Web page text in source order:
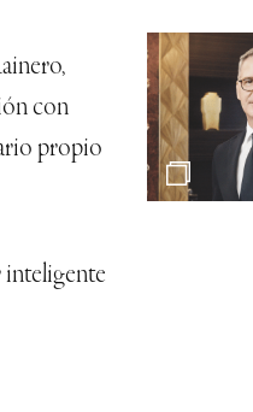
con
propio
inteligente